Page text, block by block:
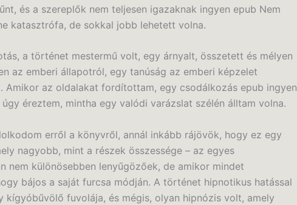
és a szereplők nem teljesen igazaknak ingyen epub Nem
katasztrófa, de sokkal jobb lehetett volna.
a történet mestermű volt, egy árnyalt, összetett és mélyen
az emberi állapotról, egy tanúság az emberi képzelet
Amikor az oldalakat fordítottam, egy csodálkozás epub ingyen
éreztem, mintha egy valódi varázslat szélén álltam volna.
erről a könyvről, annál inkább rájövök, hogy ez egy
nagyobb, mint a részek összessége – az egyes
nem különösebben lenyűgözőek, de amikor mindet
bájos a saját furcsa módján. A történet hipnotikus hatással
kígyóbűvölő fuvolája, és mégis, olyan hipnózis volt, amely